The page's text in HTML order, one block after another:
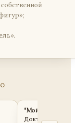
"Мой путь в
Доктор Олег